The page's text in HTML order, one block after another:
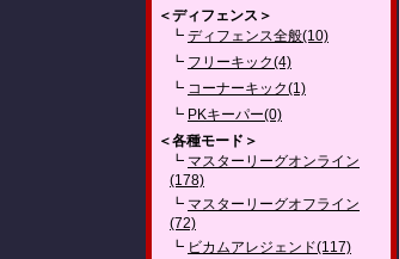
＜ディフェンス＞
┗ ディフェンス全般(10)
┗ フリーキック(4)
┗ コーナーキック(1)
┗ PKキーパー(0)
＜各種モード＞
┗ マスターリーグオンライン
(178)
┗ マスターリーグオフライン
(72)
┗ ビカムアレジェンド(117)